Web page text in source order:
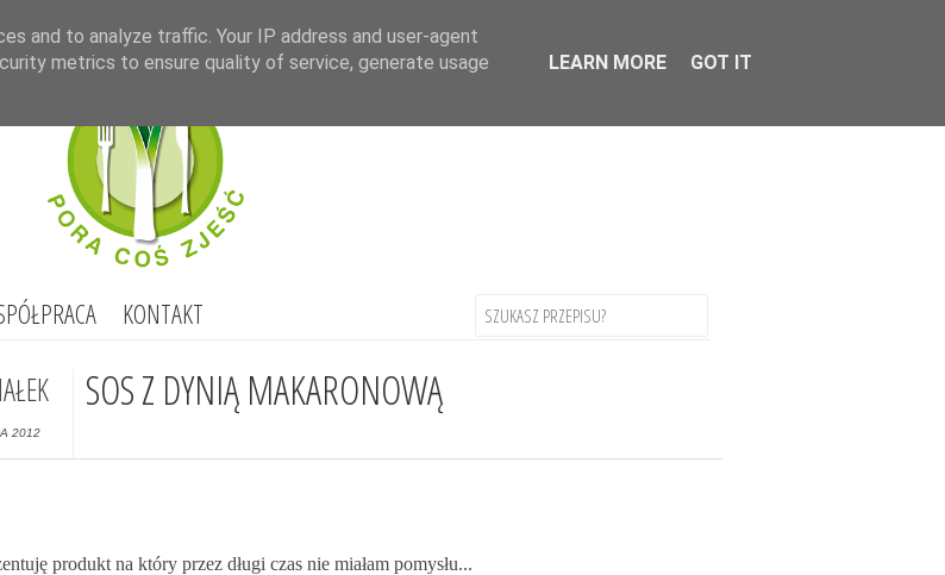
KONTAKT
2012
SOS Z DYNIĄ MAKARONOWĄ
produkt na który przez długi czas nie miałam pomysłu...
and to analyze traffic. Your IP address and user-agent
metrics to ensure quality of service, generate usage
LEARN MORE GOT IT